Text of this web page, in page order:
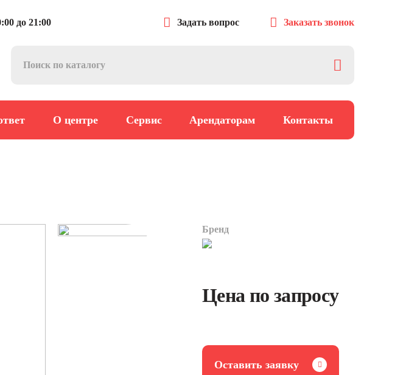
до 21:00 Задать вопрос Заказать звонок
О центре Сервис Арендаторам Контакты
Бренд
Цена по запросу
Оставить заявку